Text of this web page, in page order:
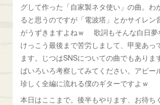
グして作った「自家製ネタ使い」の曲。わ
ると思うのですが「電波塔」とかサイレン
がうずきますよねｗ 歌詞もそんな白日夢
けっこう最後まで苦労しまして、甲斐あっ
ます。じつはSNSについての曲でもありま
ばいろいろ考察してみてください。アピ
珍しく全編に流れる僕のギターですよｗ
本日はここまで。後半もやります、お待ち